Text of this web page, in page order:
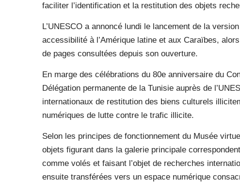
faciliter l’identification et la restitution des objets
L’UNESCO a annoncé lundi le lancement de la
accessibilité à l’Amérique latine et aux Caraïbes,
de pages consultées depuis son ouverture.
En marge des célébrations du 80e anniversaire du
Délégation permanente de la Tunisie auprès de
internationaux de restitution des biens culturels
numériques de lutte contre le trafic illicite.
Selon les principes de fonctionnement du Musée
objets figurant dans la galerie principale
comme volés et faisant l’objet de recherches
ensuite transférées vers un espace numérique